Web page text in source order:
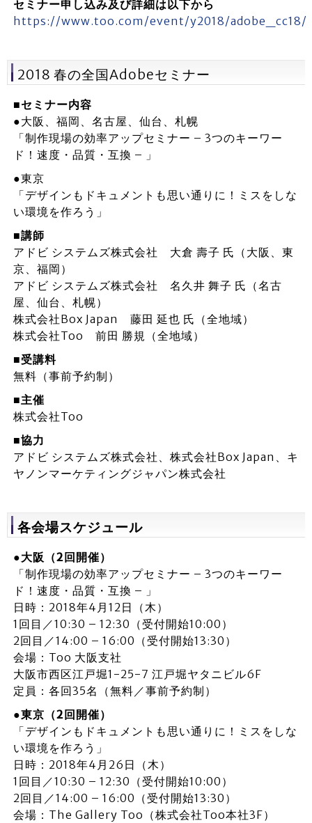
セミナー申し込み及び詳細は以下から
https://www.too.com/event/y2018/adobe_cc18/
2018 春の全国Adobeセミナー
■セミナー内容
●大阪、福岡、名古屋、仙台、札幌
「制作現場の効率アップセミナー – 3つのキーワー
ド！速度・品質・互換 – 」
●東京
「デザインもドキュメントも思い通りに！ミスをしな
い環境を作ろう」
■講師
アドビ システムズ株式会社 大倉 壽子 氏（大阪、東
京、福岡）
アドビ システムズ株式会社 名久井 舞子 氏（名古
屋、仙台、札幌）
株式会社Box Japan 藤田 延也 氏（全地域）
株式会社Too 前田 勝規（全地域）
■受講料
無料（事前予約制）
■主催
株式会社Too
■協力
アドビ システムズ株式会社、株式会社Box Japan、キ
ヤノンマーケティングジャパン株式会社
各会場スケジュール
●大阪（2回開催）
「制作現場の効率アップセミナー – 3つのキーワー
ド！速度・品質・互換 – 」
日時：2018年4月12日（木）
1回目／10:30 – 12:30（受付開始10:00）
2回目／14:00 – 16:00（受付開始13:30）
会場：Too 大阪支社
大阪市西区江戸堀1-25-7 江戸堀ヤタニビル6F
定員：各回35名（無料／事前予約制）
●東京（2回開催）
「デザインもドキュメントも思い通りに！ミスをしな
い環境を作ろう」
日時：2018年4月26日（木）
1回目／10:30 – 12:30（受付開始10:00）
2回目／14:00 – 16:00（受付開始13:30）
会場：The Gallery Too（株式会社Too本社3F）